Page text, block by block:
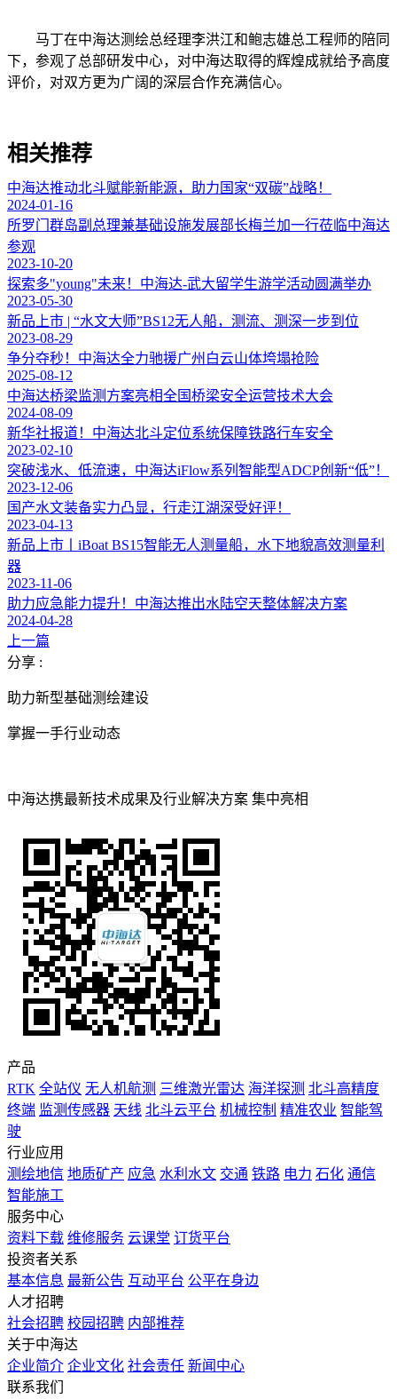
马丁在中海达测绘总经理李洪江和鲍志雄总工程师的陪同
下，参观了总部研发中心，对中海达取得的辉煌成就给予高度
评价，对双方更为广阔的深层合作充满信心。
相关推荐
中海达推动北斗赋能新能源，助力国家“双碳”战略！
2024-01-16
所罗门群岛副总理兼基础设施发展部长梅兰加一行莅临中海达
参观
2023-10-20
探索多"young"未来！中海达-武大留学生游学活动圆满举办
2023-05-30
新品上市 | “水文大师”BS12无人船，测流、测深一步到位
2023-08-29
争分夺秒！中海达全力驰援广州白云山体垮塌抢险
2025-08-12
中海达桥梁监测方案亮相全国桥梁安全运营技术大会
2024-08-09
新华社报道！中海达北斗定位系统保障铁路行车安全
2023-02-10
突破浅水、低流速，中海达iFlow系列智能型ADCP创新“低”！
2023-12-06
国产水文装备实力凸显，行走江湖深受好评！
2023-04-13
新品上市丨iBoat BS15智能无人测量船，水下地貌高效测量利
器
2023-11-06
助力应急能力提升！中海达推出水陆空天整体解决方案
2024-04-28
上一篇
分享 :
助力新型基础测绘建设
掌握一手行业动态
中海达携最新技术成果及行业解决方案 集中亮相
产品
RTK 全站仪 无人机航测 三维激光雷达 海洋探测 北斗高精度
终端 监测传感器 天线 北斗云平台 机械控制 精准农业 智能驾
驶
行业应用
测绘地信 地质矿产 应急 水利水文 交通 铁路 电力 石化 通信
智能施工
服务中心
资料下载 维修服务 云课堂 订货平台
投资者关系
基本信息 最新公告 互动平台 公平在身边
人才招聘
社会招聘 校园招聘 内部推荐
关于中海达
企业简介 企业文化 社会责任 新闻中心
联系我们